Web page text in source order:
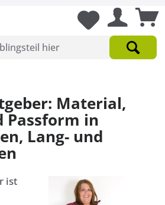
Material,
Passform in
Lang- und
ist